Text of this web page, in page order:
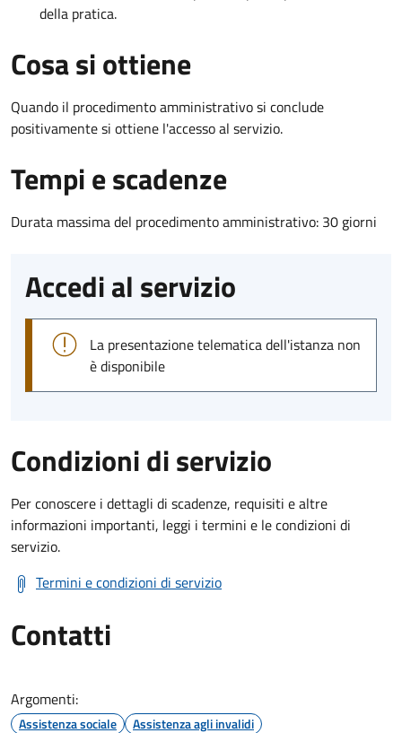
della pratica.
Cosa si ottiene
Quando il procedimento amministrativo si conclude
positivamente si ottiene l'accesso al servizio.
Tempi e scadenze
Durata massima del procedimento amministrativo: 30 giorni
Accedi al servizio
La presentazione telematica dell'istanza non
è disponibile
Condizioni di servizio
Per conoscere i dettagli di scadenze, requisiti e altre
informazioni importanti, leggi i termini e le condizioni di
servizio.
Termini e condizioni di servizio
Contatti
Argomenti:
Assistenza sociale Assistenza agli invalidi